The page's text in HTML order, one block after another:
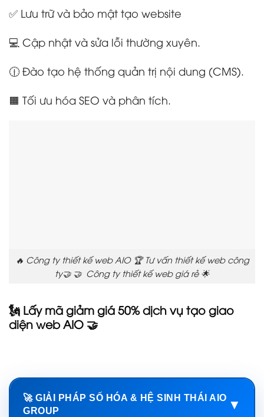
✅ Lưu trữ và bảo mật tạo website
💻 Cập nhật và sửa lỗi thường xuyên.
🕧 Đào tạo hệ thống quản trị nội dung (CMS).
🟧 Tối ưu hóa SEO và phân tích.
🔥 Công ty thiết kế web AIO 🏆 Tư vấn thiết kế web công
ty🤝 🤝 Công ty thiết kế web giá rẻ 🌟
🗽 Lấy mã giảm giá 50% dịch vụ tạo giao
diện web AIO 🤝
🚀 GIẢI PHÁP SỐ HÓA & HỆ SINH THÁI AIO
GROUP
▼